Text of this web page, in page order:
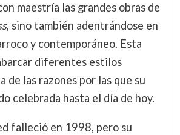
maestría las grandes obras de
, sino también adentrándose en
y contemporáneo. Esta
diferentes estilos
de las razones por las que su
celebrada hasta el día de hoy.
falleció en 1998, pero su